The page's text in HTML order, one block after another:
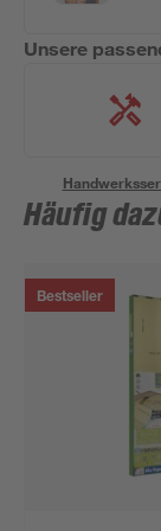
Unsere
Häufig
Bestseller